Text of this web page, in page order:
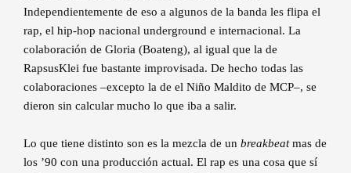
Independientemente de eso a algunos de la banda les flipa el
rap, el hip-hop nacional underground e internacional. La
colaboración de Gloria (Boateng), al igual que la de
RapsusKlei fue bastante improvisada. De hecho todas las
colaboraciones –excepto la de el Niño Maldito de MCP–, se
dieron sin calcular mucho lo que iba a salir.
Lo que tiene distinto son es la mezcla de un breakbeatmas de
los ’90 con una producción actual. El rap es una cosa que sí